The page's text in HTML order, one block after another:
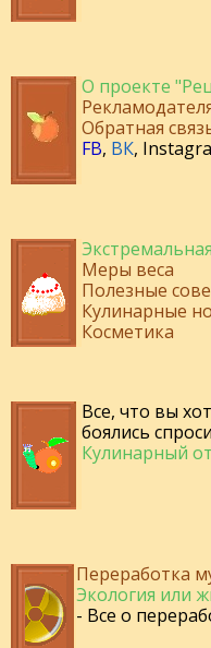
О проекте
Обратная
FB, ВК,
Меры веса
Полезные
Кулинарные
Косметика
Все, что вы
боялись
Кулинарный
Переработка
Экология или
- Все о